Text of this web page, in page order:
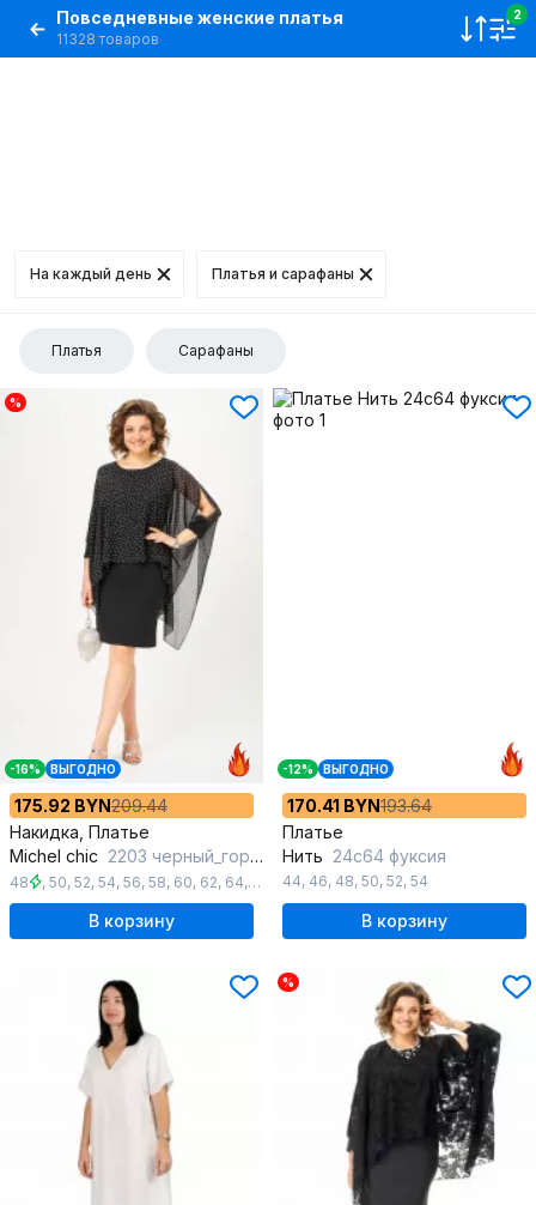
Повседневные женские платья
11328 товаров
2
На каждый день Платья и сарафаны
Платья Сарафаны
%
-16% ВЫГОДНО
175.92 BYN209.44
Накидка, Платье
Michel chic 2203 черный_горох
48 , 50, 52, 54, 56, 58, 60, 62, 64, 66
В корзину
-12% ВЫГОДНО
170.41 BYN193.64
Платье
Нить 24с64 фуксия
44, 46, 48, 50, 52, 54
В корзину
%